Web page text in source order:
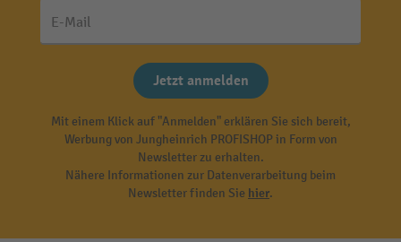
E-Mail
Jetzt anmelden
Mit einem Klick auf "Anmelden" erklären Sie sich bereit,
Werbung von Jungheinrich PROFISHOP in Form von
Newsletter zu erhalten.
Nähere Informationen zur Datenverarbeitung beim
Newsletter finden Sie hier.